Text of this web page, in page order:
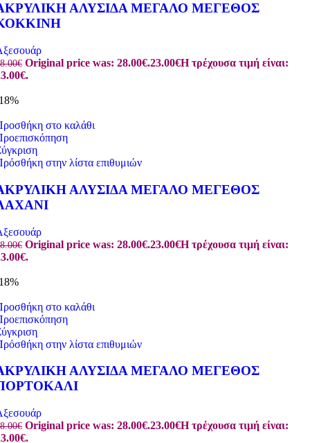
ΑΛΥΣΙΔΑ ΜΕΓΑΛΟ ΜΕΓΕΘΟΣ
€ Original price was: 28.00€.23.00€Η τρέχουσα τιμή είναι:
στο καλάθι
στην λίστα επιθυμιών
ΑΛΥΣΙΔΑ ΜΕΓΑΛΟ ΜΕΓΕΘΟΣ
€ Original price was: 28.00€.23.00€Η τρέχουσα τιμή είναι:
στο καλάθι
στην λίστα επιθυμιών
ΑΛΥΣΙΔΑ ΜΕΓΑΛΟ ΜΕΓΕΘΟΣ
€ Original price was: 28.00€.23.00€Η τρέχουσα τιμή είναι: